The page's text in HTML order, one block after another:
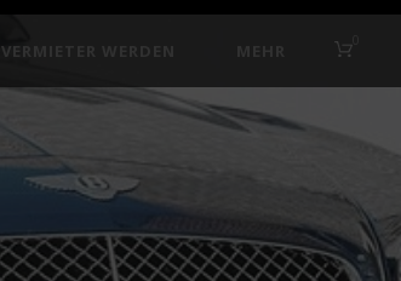
VERMIETER WERDEN